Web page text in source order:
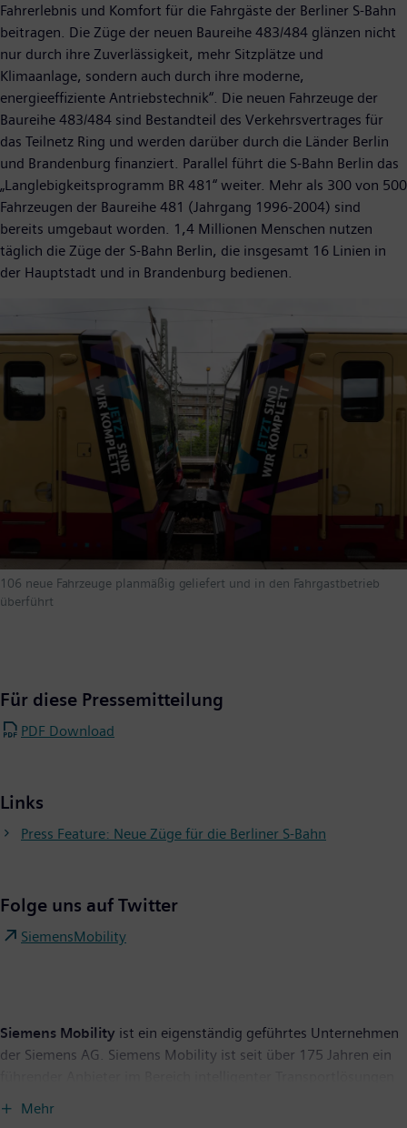
Fahrerlebnis und Komfort für die Fahrgäste der Berliner S-Bahn
beitragen. Die Züge der neuen Baureihe 483/484 glänzen nicht
nur durch ihre Zuverlässigkeit, mehr Sitzplätze und
Klimaanlage, sondern auch durch ihre moderne,
energieeffiziente Antriebstechnik“. Die neuen Fahrzeuge der
Baureihe 483/484 sind Bestandteil des Verkehrsvertrages für
das Teilnetz Ring und werden darüber durch die Länder Berlin
und Brandenburg finanziert. Parallel führt die S-Bahn Berlin das
„Langlebigkeitsprogramm BR 481“ weiter. Mehr als 300 von 500
Fahrzeugen der Baureihe 481 (Jahrgang 1996-2004) sind
bereits umgebaut worden. 1,4 Millionen Menschen nutzen
täglich die Züge der S-Bahn Berlin, die insgesamt 16 Linien in
der Hauptstadt und in Brandenburg bedienen.
106 neue Fahrzeuge planmäßig geliefert und in den Fahrgastbetrieb
überführt
Für diese Pressemitteilung
PDF Download
Links
Press Feature: Neue Züge für die Berliner S-Bahn
Folge uns auf Twitter
SiemensMobility
Siemens Mobility ist ein eigenständig geführtes Unternehmen
der Siemens AG. Siemens Mobility ist seit über 175 Jahren ein
Mehr